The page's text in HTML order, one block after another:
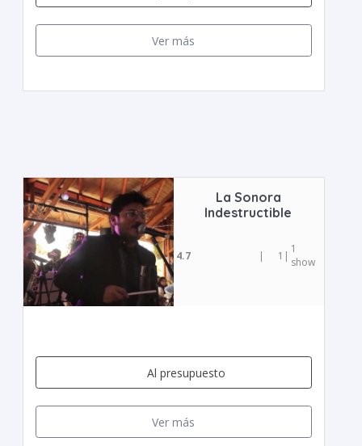
Ver más
La Sonora
Indestructible
4.7 | 1 | 1
show
Al presupuesto
Ver más